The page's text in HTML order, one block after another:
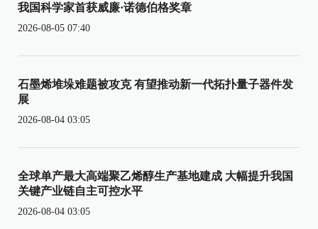
我国科学家首获威廉·诺德伯格奖章
2026-08-05 07:40
石墨烯堆垛难题被攻克 有望推动新一代拓扑量子器件发
展
2026-08-04 03:05
全球单产最大高端聚乙烯醇生产基地建成 大幅提升我国
关键产业链自主可控水平
2026-08-04 03:05